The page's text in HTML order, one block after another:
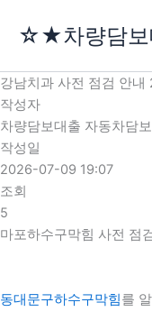
로
건
너
뛰
기
☆★차량담
강남치과 사전 점검 안
작성자
차량담보대출 자동차담
작성일
2026-07-09 19:07
조회
5
마포하수구막힘 사전 점
동대문구하수구막힘를